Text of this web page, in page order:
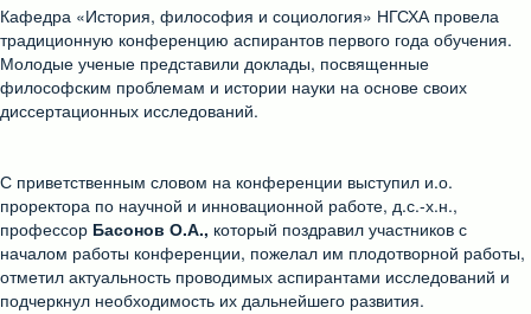
Кафедра «История, философия и социология» НГСХА провела
традиционную конференцию аспирантов первого года обучения.
Молодые ученые представили доклады, посвященные
философским проблемам и истории науки на основе своих
диссертационных исследований.
С приветственным словом на конференции выступил и.о.
проректора по научной и инновационной работе, д.с.-х.н.,
профессор Басонов О.А., который поздравил участников с
началом работы конференции, пожелал им плодотворной работы,
отметил актуальность проводимых аспирантами исследований и
подчеркнул необходимость их дальнейшего развития.